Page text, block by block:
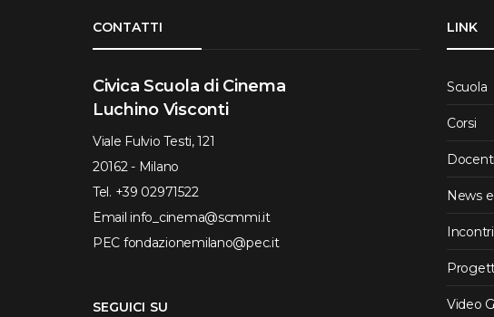
CONTATTI
Civica Scuola di Cinema
Luchino Visconti
Viale Fulvio Testi, 121
20162 - Milano
Tel. +39 02971522
Email info_cinema@scmmi.it
PEC fondazionemilano@pec.it
SEGUICI SU
LINK
Scuola
Corsi
Docenti
News
Incontri
Video